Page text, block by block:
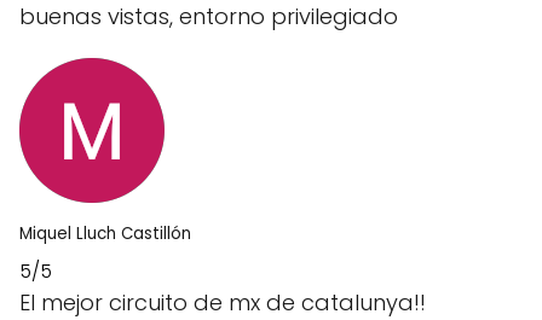
buenas vistas, entorno privilegiado
Miquel Lluch Castillón
5/5
El mejor circuito de mx de catalunya!!